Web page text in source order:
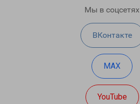
Мы в соцсетях
ВКонтакте
MAX
YouTube